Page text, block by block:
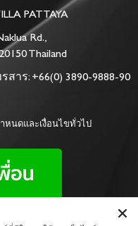
PATTAYA
Rd.,
Thailand
สาร: +66(0) 3890-9888-90
หนดและเงื่อนไขทั่วไป